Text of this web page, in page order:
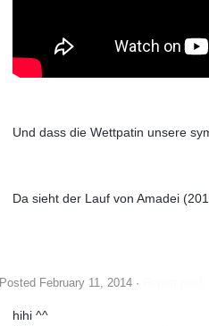
Und dass die Wettpatin unsere
Da sieht der Lauf von Amadei
Posted February 11, 2014 ·
hihi ^^